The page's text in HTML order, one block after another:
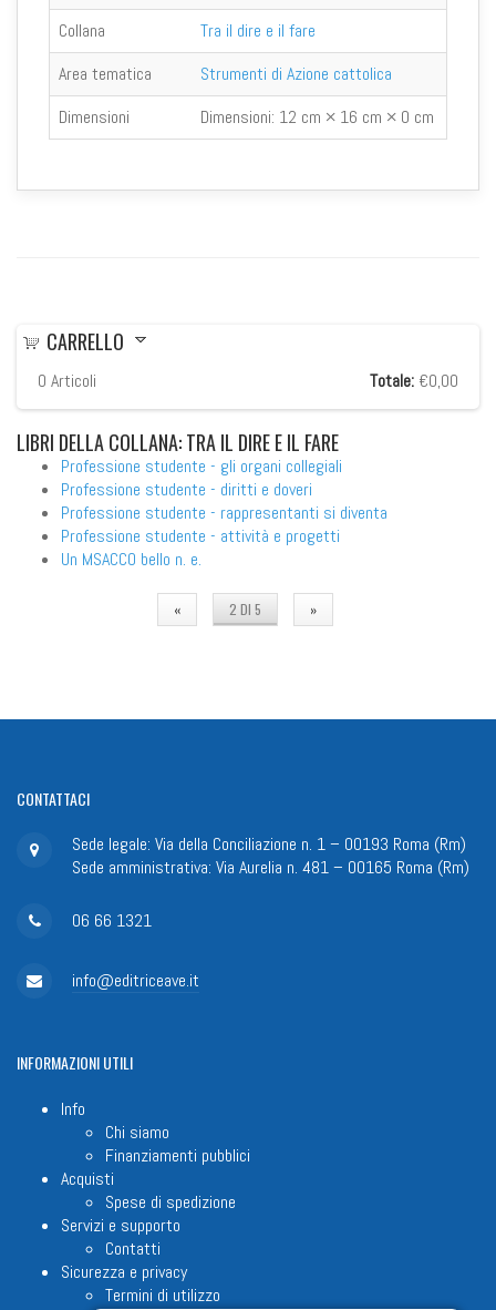
Collana
Tra il dire e il fare
Area tematica
Strumenti di Azione cattolica
Dimensioni
Dimensioni: 12 cm × 16 cm × 0 cm
CARRELLO
0 Articoli Totale: €0,00
LIBRI DELLA COLLANA: TRA IL DIRE E IL FARE
Professione studente - gli organi collegiali
Professione studente - diritti e doveri
Professione studente - rappresentanti si diventa
Professione studente - attività e progetti
Un MSACCO bello n. e.
« 2 DI 5 »
CONTATTACI
Sede legale: Via della Conciliazione n. 1 – 00193 Roma (Rm)
Sede amministrativa: Via Aurelia n. 481 – 00165 Roma (Rm)
06 66 1321
info@editriceave.it
INFORMAZIONIUTILI
Info
Chi siamo
Finanziamenti pubblici
Acquisti
Spese di spedizione
Servizi e supporto
Contatti
Sicurezza e privacy
Termini di utilizzo